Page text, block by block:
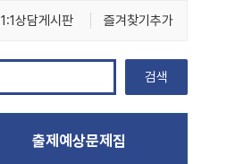
1:1상담게시판 즐겨찾기추가